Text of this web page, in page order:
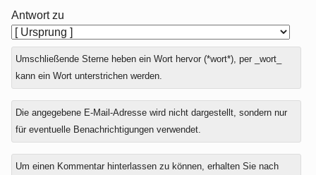
Antwort zu
Umschließende Sterne heben ein Wort hervor (*wort*), per _wort_
kann ein Wort unterstrichen werden.
Die angegebene E-Mail-Adresse wird nicht dargestellt, sondern nur
für eventuelle Benachrichtigungen verwendet.
Um einen Kommentar hinterlassen zu können, erhalten Sie nach